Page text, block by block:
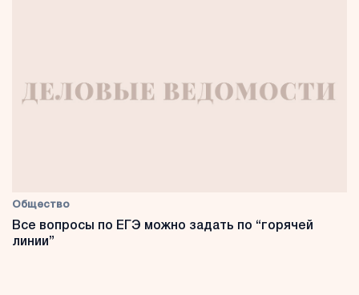
Общество
Все вопросы по ЕГЭ можно задать по “горячей
линии”